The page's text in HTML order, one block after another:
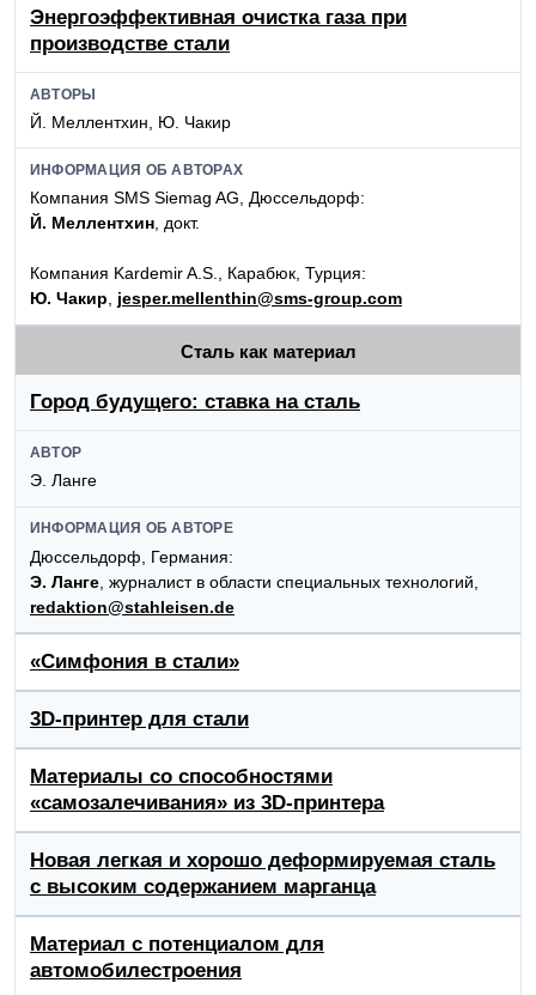
Энергоэффективная очистка газа при
производстве стали
АВТОРЫ
Й. Меллентхин, Ю. Чакир
ИНФОРМАЦИЯ ОБ АВТОРАХ
Компания SMS Siemag AG, Дюссельдорф:
Й. Меллентхин, докт.
Компания Kardemir A.S., Карабюк, Турция:
Ю. Чакир, jesper.mellenthin@sms-group.com
Сталь как материал
Город будущего: ставка на сталь
АВТОР
Э. Ланге
ИНФОРМАЦИЯ ОБ АВТОРЕ
Дюссельдорф, Германия:
Э. Ланге , журналист в области специальных технологий,
redaktion@stahleisen.de
«Симфония в стали»
3D-принтер для стали
Материалы со способностями
«самозалечивания» из 3D-принтера
Новая легкая и хорошо деформируемая сталь
с высоким содержанием марганца
Материал с потенциалом для
автомобилестроения